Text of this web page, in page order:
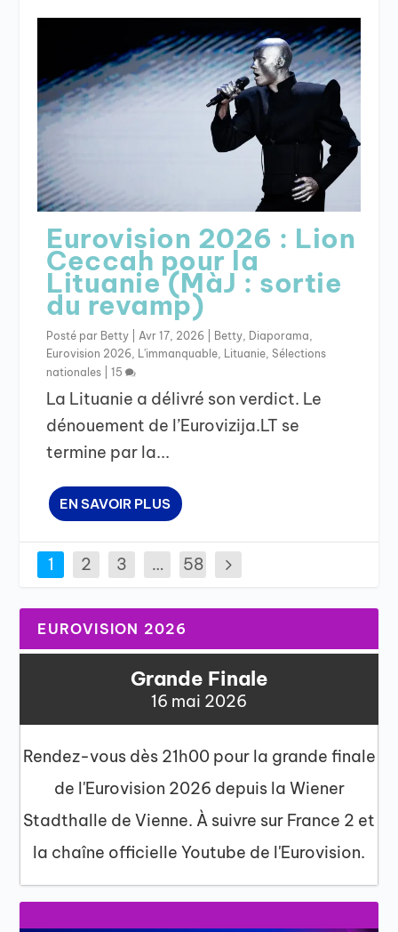
Eurovision 2026 : Lion
Ceccah pour la
Lituanie (MàJ : sortie
du revamp)
Posté par Betty Avr 17, 2026 Betty Diaporama
Eurovision 2026
L'immanquable Lituanie ,Sélections
nationales |15
La Lituanie a délivré son verdict. Le
dénouement de l’Eurovizija.LT se
termine par la...
EN SAVOIR PLUS
1 2 3 … 58
EUROVISION 2026
Grande Finale
16 mai 2026
Rendez-vous dès 21h00 pour la grande finale
de l'Eurovision 2026 depuis la Wiener
Stadthalle de Vienne. À suivre sur France 2 et
la chaîne officielle Youtube de l'Eurovision.